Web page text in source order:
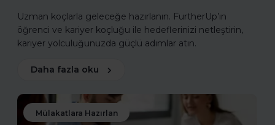
Uzman koçlarla geleceğe hazırlanın. FurtherUp’ın
öğrenci ve kariyer koçluğu ile hedeflerinizi netleştirin,
kariyer yolculuğunuzda güçlü adımlar atın.
Daha fazla oku
Mülakatlara Hazırlan